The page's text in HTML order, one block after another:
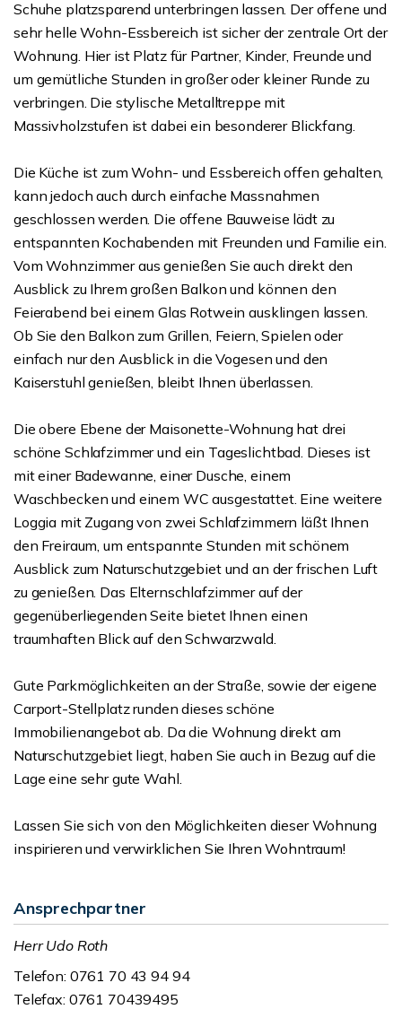
Schuhe platzsparend unterbringen lassen. Der offene und
sehr helle Wohn-Essbereich ist sicher der zentrale Ort der
Wohnung. Hier ist Platz für Partner, Kinder, Freunde und
um gemütliche Stunden in großer oder kleiner Runde zu
verbringen. Die stylische Metalltreppe mit
Massivholzstufen ist dabei ein besonderer Blickfang.
Die Küche ist zum Wohn- und Essbereich offen gehalten,
kann jedoch auch durch einfache Massnahmen
geschlossen werden. Die offene Bauweise lädt zu
entspannten Kochabenden mit Freunden und Familie ein.
Vom Wohnzimmer aus genießen Sie auch direkt den
Ausblick zu Ihrem großen Balkon und können den
Feierabend bei einem Glas Rotwein ausklingen lassen.
Ob Sie den Balkon zum Grillen, Feiern, Spielen oder
einfach nur den Ausblick in die Vogesen und den
Kaiserstuhl genießen, bleibt Ihnen überlassen.
Die obere Ebene der Maisonette-Wohnung hat drei
schöne Schlafzimmer und ein Tageslichtbad. Dieses ist
mit einer Badewanne, einer Dusche, einem
Waschbecken und einem WC ausgestattet. Eine weitere
Loggia mit Zugang von zwei Schlafzimmern läßt Ihnen
den Freiraum, um entspannte Stunden mit schönem
Ausblick zum Naturschutzgebiet und an der frischen Luft
zu genießen. Das Elternschlafzimmer auf der
gegenüberliegenden Seite bietet Ihnen einen
traumhaften Blick auf den Schwarzwald.
Gute Parkmöglichkeiten an der Straße, sowie der eigene
Carport-Stellplatz runden dieses schöne
Immobilienangebot ab. Da die Wohnung direkt am
Naturschutzgebiet liegt, haben Sie auch in Bezug auf die
Lage eine sehr gute Wahl.
Lassen Sie sich von den Möglichkeiten dieser Wohnung
inspirieren und verwirklichen Sie Ihren Wohntraum!
Ansprechpartner
Herr Udo Roth
Telefon: 0761 70 43 94 94
Telefax: 0761 70439495